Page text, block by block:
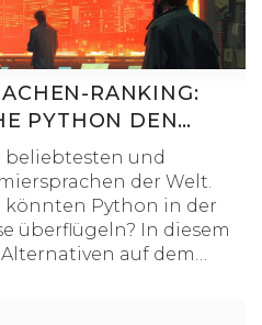
menschlichem
Kreativität profitieren.
Wege aufgezeigt,
anpassen
Entwicklungen
RANKING:
PYTHON DEN
beliebtesten und
der Welt.
könnten Python in der
überflügeln? In diesem
auf dem